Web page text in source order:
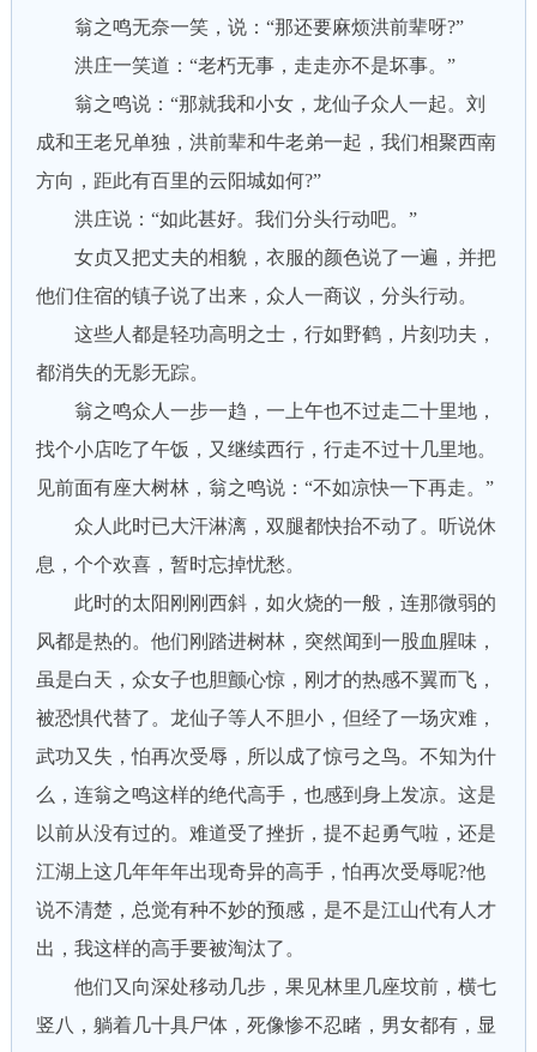
翁之鸣无奈一笑，说：“那还要麻烦洪前辈呀?”
洪庄一笑道：“老朽无事，走走亦不是坏事。”
翁之鸣说：“那就我和小女，龙仙子众人一起。刘
成和王老兄单独，洪前辈和牛老弟一起，我们相聚西南
方向，距此有百里的云阳城如何?”
洪庄说：“如此甚好。我们分头行动吧。”
女贞又把丈夫的相貌，衣服的颜色说了一遍，并把
他们住宿的镇子说了出来，众人一商议，分头行动。
这些人都是轻功高明之士，行如野鹤，片刻功夫，
都消失的无影无踪。
翁之鸣众人一步一趋，一上午也不过走二十里地，
找个小店吃了午饭，又继续西行，行走不过十几里地。
见前面有座大树林，翁之鸣说：“不如凉快一下再走。”
众人此时已大汗淋漓，双腿都快抬不动了。听说休
息，个个欢喜，暂时忘掉忧愁。
此时的太阳刚刚西斜，如火烧的一般，连那微弱的
风都是热的。他们刚踏进树林，突然闻到一股血腥味，
虽是白天，众女子也胆颤心惊，刚才的热感不翼而飞，
被恐惧代替了。龙仙子等人不胆小，但经了一场灾难，
武功又失，怕再次受辱，所以成了惊弓之鸟。不知为什
么，连翁之鸣这样的绝代高手，也感到身上发凉。这是
以前从没有过的。难道受了挫折，提不起勇气啦，还是
江湖上这几年年年出现奇异的高手，怕再次受辱呢?他
说不清楚，总觉有种不妙的预感，是不是江山代有人才
出，我这样的高手要被淘汰了。
他们又向深处移动几步，果见林里几座坟前，横七
竖八，躺着几十具尸体，死像惨不忍睹，男女都有，显